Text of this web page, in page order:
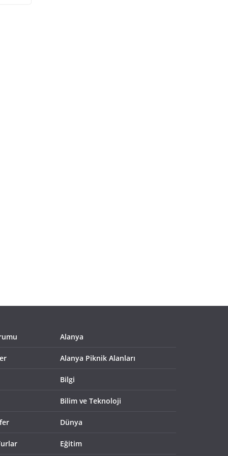
Alanya
Alanya Piknik Alanları
Bilgi
Bilim ve Teknoloji
Dünya
Eğitim